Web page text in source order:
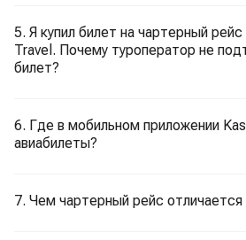
5. Я купил билет на чартерный
Travel. Почему туроператор не
билет?
6. Где в мобильном приложении
авиабилеты?
7. Чем чартерный рейс отличается